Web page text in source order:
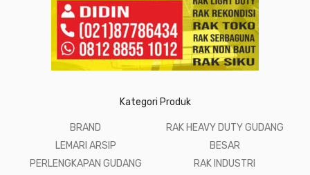
Kategori Produk
BRAND
LEMARI ARSIP
PERLENGKAPAN GUDANG
RAK HEAVY DUTY GUDANG
BESAR
RAK INDUSTRI